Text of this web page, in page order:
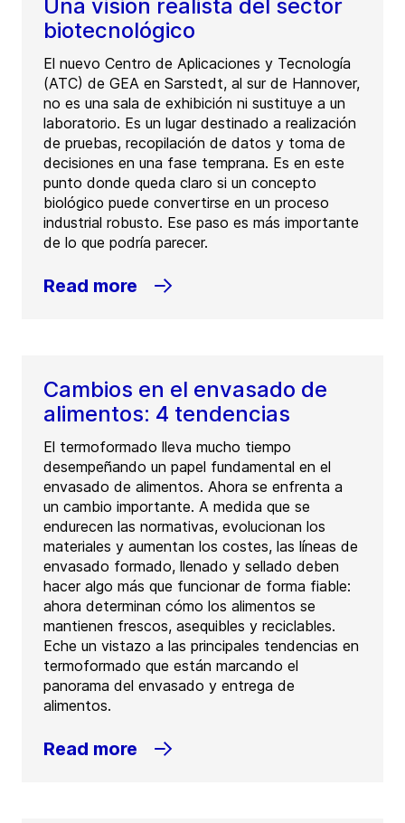
Una visión realista del sector
biotecnológico
El nuevo Centro de Aplicaciones y Tecnología
(ATC) de GEA en Sarstedt, al sur de Hannover,
no es una sala de exhibición ni sustituye a un
laboratorio. Es un lugar destinado a realización
de pruebas, recopilación de datos y toma de
decisiones en una fase temprana. Es en este
punto donde queda claro si un concepto
biológico puede convertirse en un proceso
industrial robusto. Ese paso es más importante
de lo que podría parecer.
Read more
Cambios en el envasado de
alimentos: 4 tendencias
El termoformado lleva mucho tiempo
desempeñando un papel fundamental en el
envasado de alimentos. Ahora se enfrenta a
un cambio importante. A medida que se
endurecen las normativas, evolucionan los
materiales y aumentan los costes, las líneas de
envasado formado, llenado y sellado deben
hacer algo más que funcionar de forma fiable:
ahora determinan cómo los alimentos se
mantienen frescos, asequibles y reciclables.
Eche un vistazo a las principales tendencias en
termoformado que están marcando el
panorama del envasado y entrega de
alimentos.
Read more